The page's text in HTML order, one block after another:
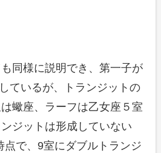
同様に説明でき、第一子が
ているが、トランジットの
蠍座、ラーフは乙女座５室
ジットは形成していない
点で、9室にダブルトランジ